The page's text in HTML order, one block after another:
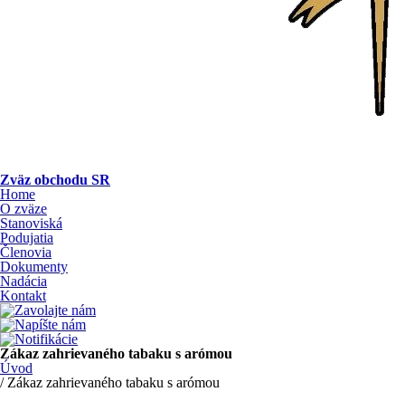
Zväz obchodu SR
Home
O zväze
Stanoviská
Podujatia
Členovia
Dokumenty
Nadácia
Kontakt
Zákaz zahrievaného tabaku s arómou
Úvod
/ Zákaz zahrievaného tabaku s arómou